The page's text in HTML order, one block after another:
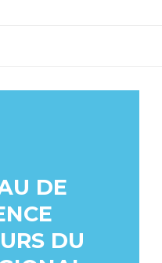
DE
DU